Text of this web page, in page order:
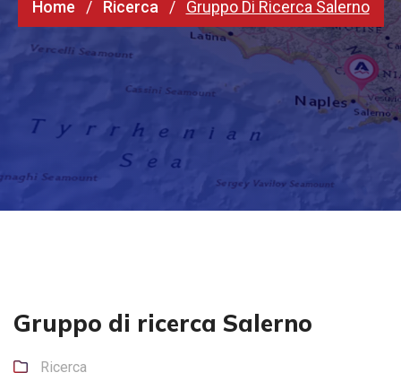
Home Ricerca Gruppo Di Ricerca Salerno
Gruppo di ricerca Salerno
Ricerca